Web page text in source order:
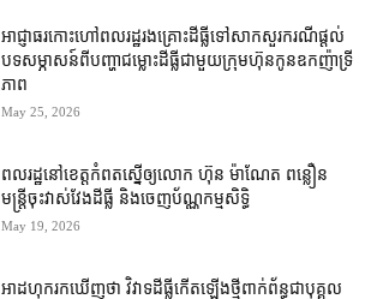
អាជ្ញាធរ​កោះហៅ​ពលរដ្ឋ​រងគ្រោះ​ដីធ្លី​ទៅ​សាកសួរ​ករណី​ផ្តល់​
បទសម្ភាសន៍​ពី​បញ្ហា​ជម្លោះដីធ្លី​ជាមួយ​ក្រុមហ៊ុន​កូន​ឧកញ៉ា​ទ្រី
ភាព
May 25, 2026
ពលរដ្ឋ​នៅ​ខេត្ត​កំពត​ស្នើ​ឲ្យ​លោក ហ៊ុន ម៉ាណែត ពន្លឿន​
មន្ត្រី​ចុះ​វាស់​វែង​ដី​ធ្លី និង​ចេញ​ប័ណ្ណ​កម្មសិទ្ធិ
May 19, 2026
អាដហុក​រក​ឃើញ​ថា វិវាទ​ដីធ្លី​កើតឡើង​ថ្មី​ពាក់ព័ន្ធ​ជា​បុគ្គល​